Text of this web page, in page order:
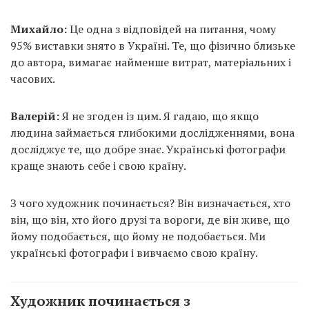
Михайло:Це одна з відповідей на питання, чому
95% виставки знято в Україні. Те, що фізично близьке
до автора, вимагає найменше витрат, матеріальних і
часових.
Валерій:Я не згоден із цим. Я гадаю, що якщо
людина займається глибокими дослідженнями, вона
досліджує те, що добре знає. Українські фотографи
краще знають себе і свою країну.
З чого художник починається? Він визначається, хто
він, що він, хто його друзі та вороги, де він живе, що
йому подобається, що йому не подобається. Ми
українські фотографи і вивчаємо свою країну.
Художник починається з